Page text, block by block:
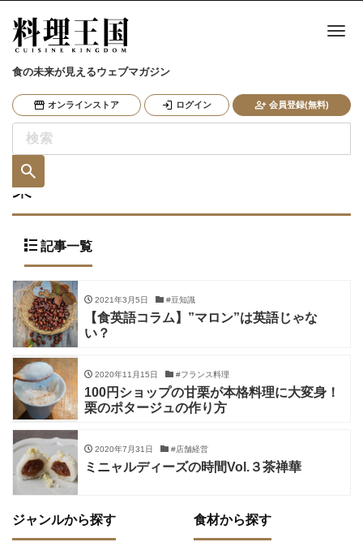
食の未来が見えるウェブマガジン
オンラインストア ログイン 会員登録(無料)
ナ
栗
記事一覧
2021年3月5日 #豆知識
【食英語コラム】”マロン”は英語じゃな
い？
2020年11月15日 #フランス料理
100円ショップの甘栗が本格料理に大変身！
栗のポタージュの作り方
2020年7月31日 #店舗経営
ミニャルディーズの時間Vol.３茶禅華
ジャンルから探す 食材から探す